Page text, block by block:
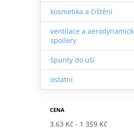
kosmetika a čištění
ventilace a
spoilery
špunty do uší
ostatní
CENA
3.63 Kč 1 359 Kč